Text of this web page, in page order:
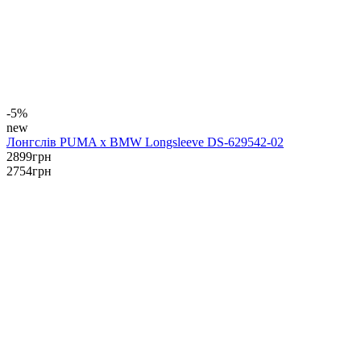
-5%
new
Лонгслів PUMA x BMW Longsleeve DS-629542-02
2899грн
2754грн